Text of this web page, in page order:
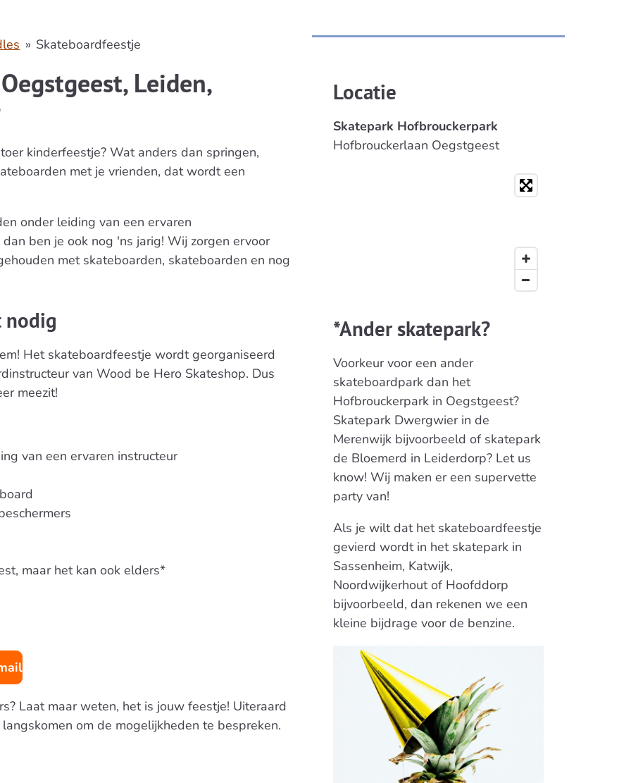
» Skateboardfeestje
Leiden,
kinderfeestje? Wat anders dan springen,
met je vrienden, dat wordt een
onder leiding van een ervaren
ben je ook nog 'ns jarig! Wij zorgen ervoor
met skateboarden, skateboarden en nog
nodig
Het skateboardfeestje wordt georganiseerd
van Wood be Hero Skateshop. Dus
meezit!
van een ervaren instructeur
maar het kan ook elders*
Laat maar weten, het is jouw feestje! Uiteraard
om de mogelijkheden te bespreken.
Locatie
Skatepark Hofbrouckerpark
Hofbrouckerlaan Oegstgeest
*Ander skatepark?
Voorkeur voor een ander
skateboardpark dan het
Hofbrouckerpark in Oegstgeest?
Skatepark Dwergwier in de
Merenwijk bijvoorbeeld of skatepark
de Bloemerd in Leiderdorp? Let us
know! Wij maken er een supervette
party van!
Als je wilt dat het skateboardfeestje
gevierd wordt in het skatepark in
Sassenheim, Katwijk,
Noordwijkerhout of Hoofddorp
bijvoorbeeld, dan rekenen we een
kleine bijdrage voor de benzine.